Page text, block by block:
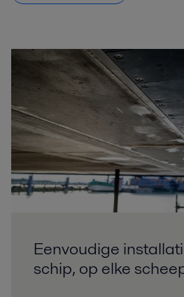
Eenvoudige
schip, op elke